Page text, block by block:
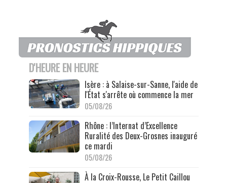
D'HEURE EN HEURE
Isère : à Salaise-sur-Sanne, l'aide de
l'État s'arrête où commence la mer
05/08/26
Rhône : l’Internat d’Excellence
Ruralité des Deux-Grosnes inauguré
ce mardi
05/08/26
À la Croix-Rousse, Le Petit Caillou